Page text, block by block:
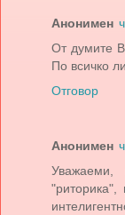
Анонимен
От думите
По всичко
Отговор
Анонимен
"риторика",